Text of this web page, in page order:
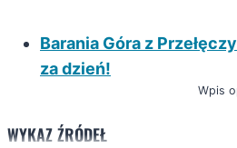
Barania Góra z
za dzień!
Wpis
WYKAZ ŹRÓDEŁ